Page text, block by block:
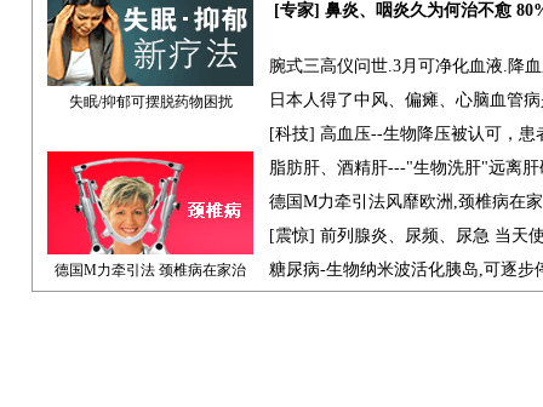
失眠/抑郁可摆脱药物困扰
[专家] 鼻炎、咽炎久为何治不愈
腕式三高仪问世.3月可净化血液.降
日本人得了中风、偏瘫、心脑血管
[科技] 高血压--生物降压被认可，患
德国M力牵引法 颈椎病在家治
脂肪肝、酒精肝---"生物洗肝"远离肝
德国M力牵引法风靡欧洲,颈椎病在
[震惊] 前列腺炎、尿频、尿急 当天
糖尿病-生物纳米波活化胰岛,可逐步